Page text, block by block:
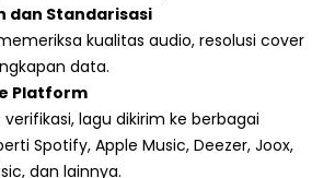
dan Standarisasi
kualitas audio, resolusi cover
data.
Platform
lagu dikirim ke berbagai
Spotify, Apple Music, Deezer, Joox,
dan lainnya.